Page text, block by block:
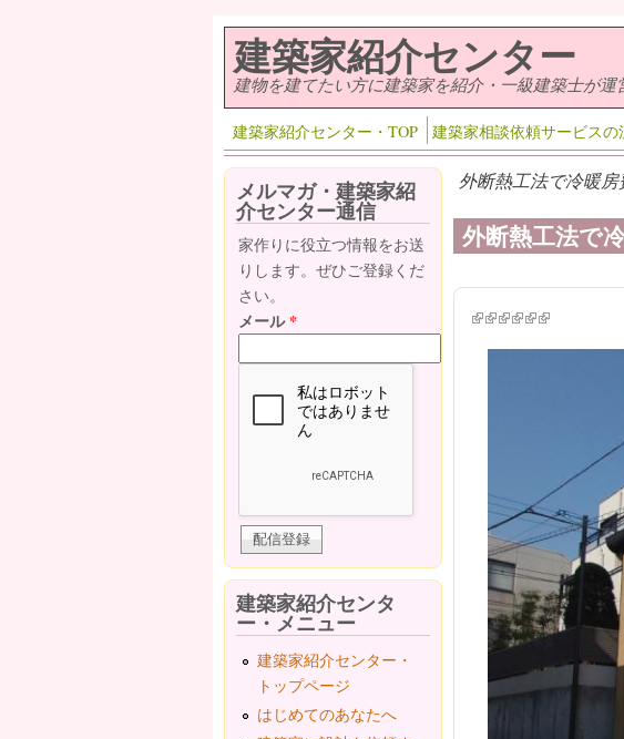
建築家紹介センター
建物を建てたい方に建築家を紹介・一級建築士が運
建築家紹介センター・TOP 建築家相談依頼サービスの
外断熱工法で冷暖
外断熱工法で
(link is external)
(link is external)
(link is external)
(link is external)
(link is external)
(link is
メルマガ・建築家紹
介センター通信
家作りに役立つ情報をお送
りします。ぜひご登録くだ
さい。
メール*
建築家紹介センタ
ー・メニュー
建築家紹介センター・
トップページ
はじめてのあなたへ